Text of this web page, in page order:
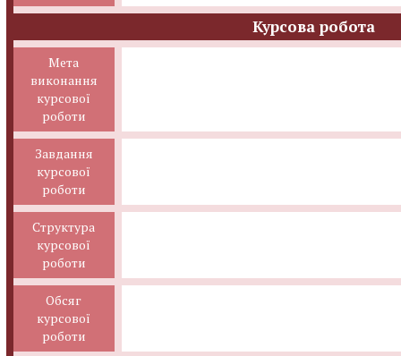
Курсова робота
Мета
виконання
курсової
роботи
Завдання
курсової
роботи
Структура
курсової
роботи
Обсяг
курсової
роботи